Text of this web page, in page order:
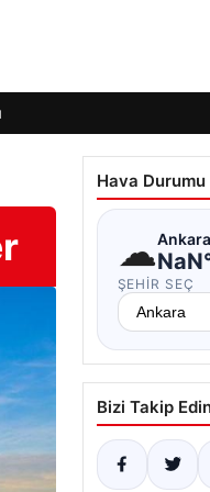
Hava Durumu
☁Ankara
ŞEHIR SEÇ
Bizi Takip